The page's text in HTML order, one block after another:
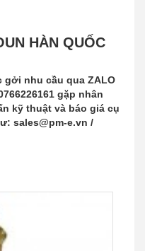
HÀN QUỐC
nhu cầu qua ZALO
gặp nhân
kỹ thuật và báo giá cụ
sales@pm-e.vn /